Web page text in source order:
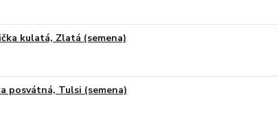
kulatá, Zlatá (semena)
posvátná, Tulsi (semena)